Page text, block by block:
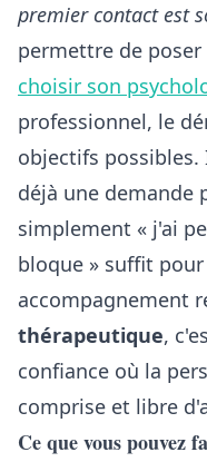
premier contact est
permettre de
choisir son
professionnel, le
objectifs possibles.
déjà une demande
simplement « j'ai
bloque » suffit
accompagnement
thérapeutique,
confiance où la
comprise et libre
Ce que vous pouvez